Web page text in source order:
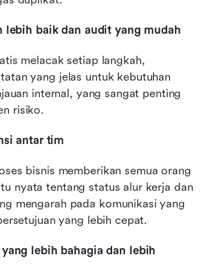
lebih baik dan audit yang mudah
melacak setiap langkah,
yang jelas untuk kebutuhan
internal, yang sangat penting
risiko.
antar tim
bisnis memberikan semua orang
nyata tentang status alur kerja dan
mengarah pada komunikasi yang
yang lebih cepat.
yang lebih bahagia dan lebih